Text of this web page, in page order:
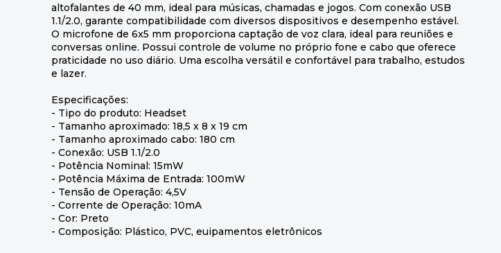
altofalantes de 40 mm, ideal para músicas, chamadas e jogos. Com conexão USB
1.1/2.0, garante compatibilidade com diversos dispositivos e desempenho estável.
O microfone de 6x5 mm proporciona captação de voz clara, ideal para reuniões e
conversas online. Possui controle de volume no próprio fone e cabo que oferece
praticidade no uso diário. Uma escolha versátil e confortável para trabalho, estudos
e lazer.
Especificações:
- Tipo do produto: Headset
- Tamanho aproximado: 18,5 x 8 x 19 cm
- Tamanho aproximado cabo: 180 cm
- Conexão: USB 1.1/2.0
- Potência Nominal: 15mW
- Potência Máxima de Entrada: 100mW
- Tensão de Operação: 4,5V
- Corrente de Operação: 10mA
- Cor: Preto
- Composição: Plástico, PVC, euipamentos eletrônicos